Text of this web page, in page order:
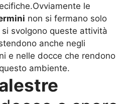
le
non si fermano solo
svolgono queste attività
anche negli
e nelle docce che rendono
ambiente.